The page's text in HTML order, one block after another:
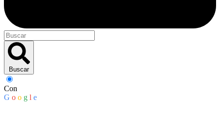
Buscar
Con
G o o g l e